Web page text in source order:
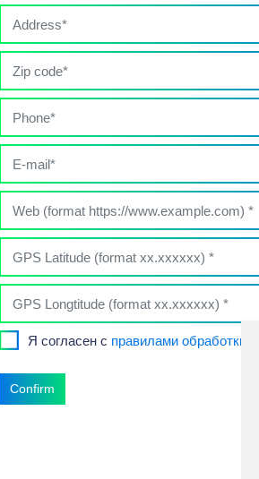
Я согласен с правилами обработки
Confirm